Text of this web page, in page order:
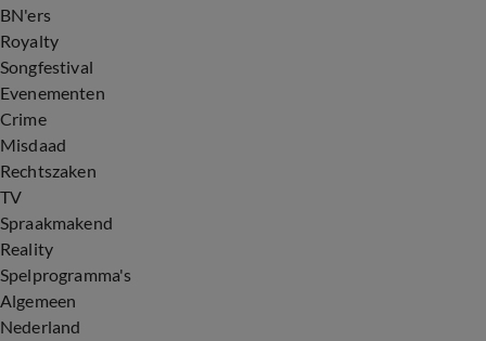
BN'ers
Royalty
Songfestival
Evenementen
Crime
Misdaad
Rechtszaken
TV
Spraakmakend
Reality
Spelprogramma's
Algemeen
Nederland